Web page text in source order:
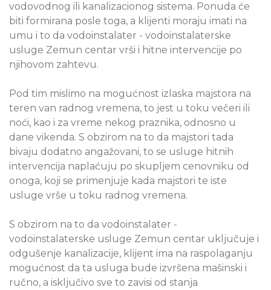
vodovodnog ili kanalizacionog sistema. Ponuda će
biti formirana posle toga, a klijenti moraju imati na
umu i to da vodoinstalater - vodoinstalaterske
usluge Zemun centar vrši i hitne intervencije po
njihovom zahtevu.
Pod tim mislimo na mogućnost izlaska majstora na
teren van radnog vremena, to jest u toku večeri ili
noći, kao i za vreme nekog praznika, odnosno u
dane vikenda. S obzirom na to da majstori tada
bivaju dodatno angažovani, to se usluge hitnih
intervencija naplaćuju po skupljem cenovniku od
onoga, koji se primenjuje kada majstori te iste
usluge vrše u toku radnog vremena.
S obzirom na to da vodoinstalater -
vodoinstalaterske usluge Zemun centar uključuje i
odgušenje kanalizacije, klijent ima na raspolaganju
mogućnost da ta usluga bude izvršena mašinski i
ručno, a isključivo sve to zavisi od stanja